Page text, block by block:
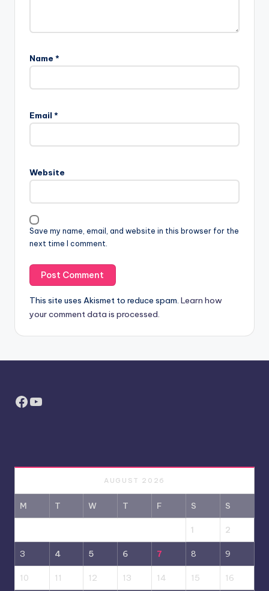
Name *
Email *
Website
Save my name, email, and website in this browser for the
next time I comment.
This site uses Akismet to reduce spam. Learn how
your comment data is processed.
Facebook
YouTube
AUGUST 2026
M T W T F S S
1 2
3 4 5 6 7 8 9
10 11 12 13 14 15 16